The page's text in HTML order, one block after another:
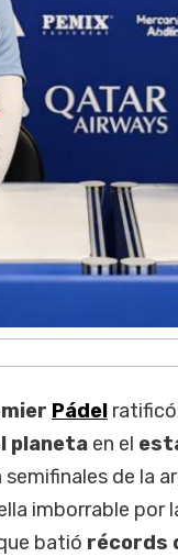
Pádelratificó
planetaen el
de la
imborrable por
batió récords